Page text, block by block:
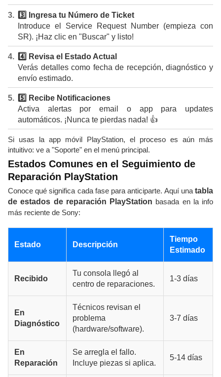
3️⃣ Ingresa tu Número de Ticket
Introduce el Service Request Number (empieza con
SR). ¡Haz clic en "Buscar" y listo!
4️⃣ Revisa el Estado Actual
Verás detalles como fecha de recepción, diagnóstico y
envío estimado.
5️⃣ Recibe Notificaciones
Activa alertas por email o app para updates
automáticos. ¡Nunca te pierdas nada! 👍
Si usas la app móvil PlayStation, el proceso es aún más
intuitivo: ve a "Soporte" en el menú principal.
Estados Comunes en el Seguimiento de
Reparación PlayStation
Conoce qué significa cada fase para anticiparte. Aquí una tabla
de estados de reparación PlayStation basada en la info
más reciente de Sony:
Estado Descripción
Tiempo
Estimado
Recibido
Tu consola llegó al
centro de reparaciones.
1-3 días
En
Diagnóstico
Técnicos revisan el
problema
(hardware/software).
3-7 días
En
Reparación
Se arregla el fallo.
Incluye piezas si aplica.
5-14 días